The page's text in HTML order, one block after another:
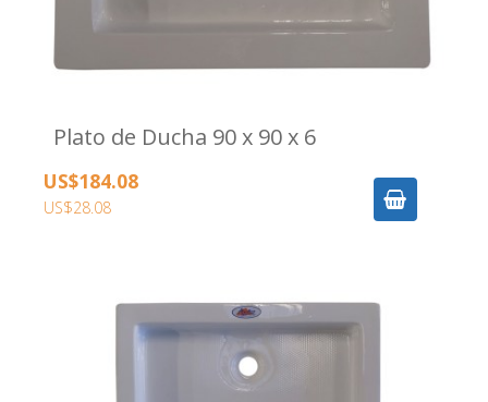
Plato de Ducha 90 x 90 x 6
US$184.08
US$28.08